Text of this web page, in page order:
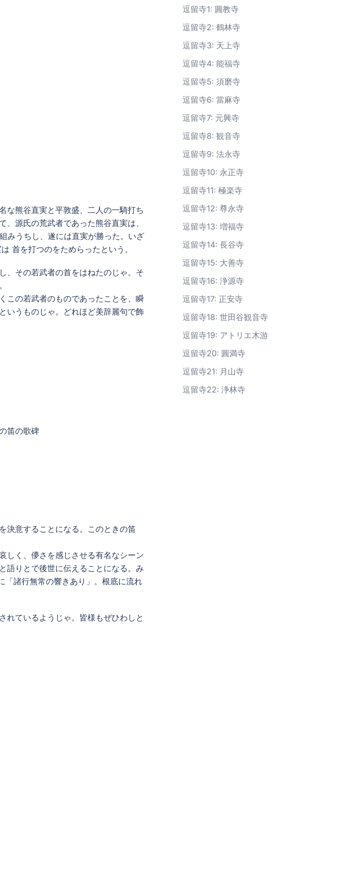
な熊谷直実と平敦盛、二人の一騎打ち
源氏の荒武者であった熊谷直実は、
みうちし、遂には直実が勝った。いざ
首を打つのをためらったという。
、その若武者の首をはねたのじゃ。そ
この若武者のものであったことを、瞬
いうものじゃ。どれほど美辞麗句で飾
笛の歌碑
決意することになる。このときの笛
しく、儚さを感じさせる有名なシーン
語りとで後世に伝えることになる。み
「諸行無常の響きあり」。根底に流れ
れているようじゃ。皆様もぜひわしと
逗留寺1: 圓教寺
逗留寺2: 鶴林寺
逗留寺3: 天上寺
逗留寺4: 能福寺
逗留寺5: 須磨寺
逗留寺6: 當麻寺
逗留寺7: 元興寺
逗留寺8: 観音寺
逗留寺9: 法永寺
逗留寺10: 永正寺
逗留寺11: 極楽寺
逗留寺12: 尊永寺
逗留寺13: 増福寺
逗留寺14: 長谷寺
逗留寺15: 大善寺
逗留寺16: 浄源寺
逗留寺17: 正安寺
逗留寺18: 世田谷観音寺
逗留寺19: アトリエ木游
逗留寺20: 圓満寺
逗留寺21: 月山寺
逗留寺22: 浄林寺